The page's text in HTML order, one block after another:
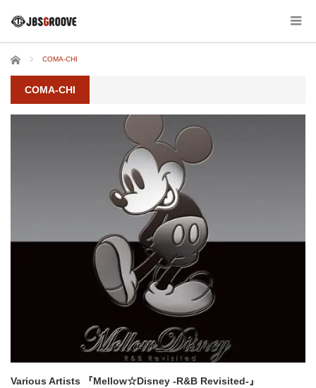
ホーム COMA-CHI
COMA-CHI
Various Artists 『Mellow☆Disney -R&B Revisited-』